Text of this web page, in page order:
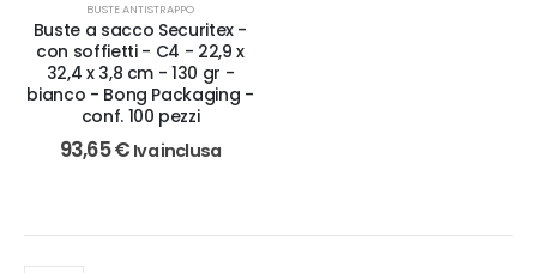
BUSTE ANTISTRAPPO
Buste a sacco Securitex -
con soffietti - C4 - 22,9 x
32,4 x 3,8 cm - 130 gr -
bianco - Bong Packaging -
conf. 100 pezzi
93,65€ Iva inclusa